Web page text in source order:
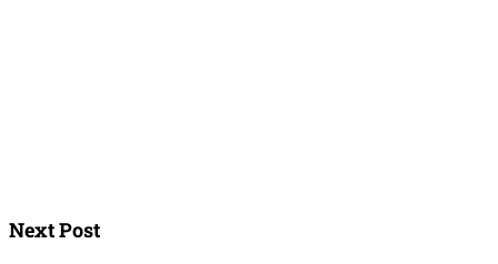
Next Post